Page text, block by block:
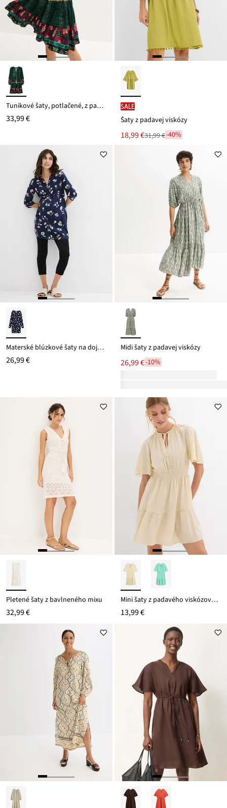
Tunikové šaty, potlačené, z padavej viskózy
33,99 €
SALE
Šaty z padavej viskózy
Nová
cena
18,99 €
Zľava 31,99 €-40%
Materské blúzkové šaty na dojčenie z viskózy
26,99 €
Midi šaty z padavej viskózy
26,99 €-10%
Pletené šaty z bavlneného mixu
32,99 €
Mini šaty z padavého viskózového mixu
13,99 €